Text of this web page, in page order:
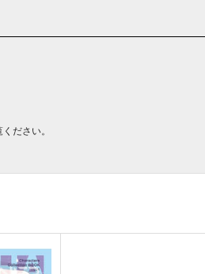
ださい。